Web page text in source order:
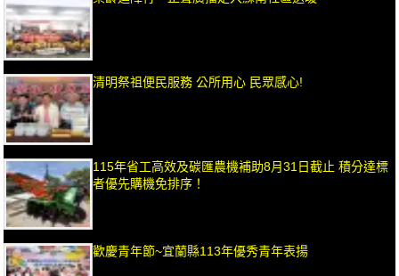
清明祭祖便民服務 公所用心 民眾感心!
115年省工高效及碳匯農機補助8月31日截止 積分達標
者優先購機免排序！
歡慶青年節~宜蘭縣113年優秀青年表揚